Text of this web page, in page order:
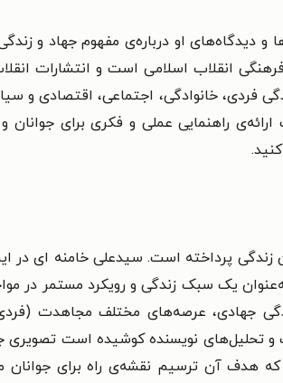
دیدگاه‌های او درباره‌ی مفهوم جهاد و
انقلاب اسلامی است و انتشارات
فردی، خانوادگی، اجتماعی، اقتصادی و
نویسنده تا پایان سال ۱۳۹۷ شکل گرفته و با هدف ارائه‌ی راهنمایی عملی و
پرداخته است. سیدعلی خامنه ای در
یک سبک زندگی و رویکرد مستمر در
جهادی، عرصه‌های مختلف مجاهدت (فردی،
تحلیل‌های نویسنده کوشیده است تصویری
هدف آن ترسیم نقشه‌ی راه برای جوانان